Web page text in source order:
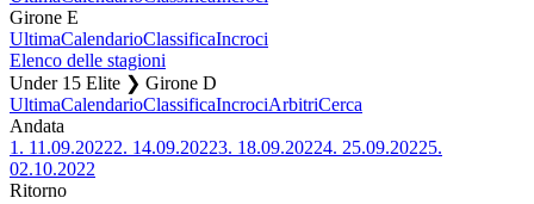
Girone E
UltimaCalendarioClassificaIncroci
Elenco delle stagioni
Under 15 Elite ❯ Girone D
UltimaCalendarioClassificaIncrociArbitriCerca
Andata
1. 11.09.20222. 14.09.20223. 18.09.20224. 25.09.20225.
02.10.2022
Ritorno